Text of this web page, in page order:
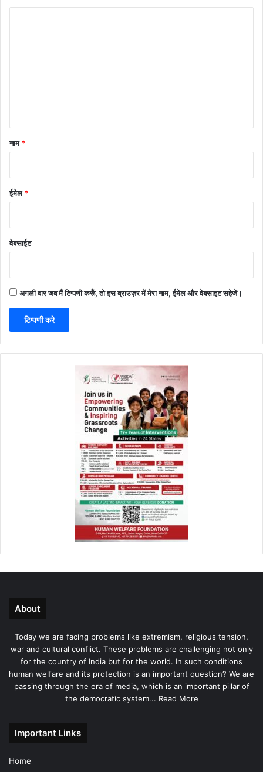
नाम*
ईमेल*
वेबसाईट
अगली बार जब मैं टिप्पणी करूँ, तो इस ब्राउज़र में मेरा नाम, ईमेल और वेबसाइट सहेजें।
About
Today we are facing problems like extremism, religious tension,
war and cultural conflict. These problems are challenging not only
for the country of India but for the world. In such conditions
human welfare and its protection is an important question? We are
passing through the era of media, which is an important pillar of
the democratic system... Read More
Important Links
Home